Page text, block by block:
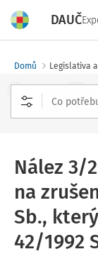
DAUČ
Domů Legislativa
Nález 3/
na
Sb.,
42/1992